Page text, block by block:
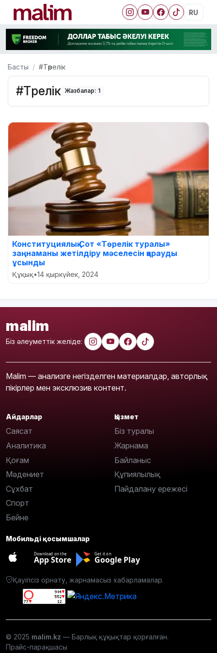
RU
Басты #Төрелік
#Төрелік Жазбалар: 1
Конституциялық Сот «Төрелік туралы»
заңнаманы жетілдіру мәселесін қарауды
ұсынды
Құқық•14 қыркүйек, 2024
malim
Біз әлеуметтік желіде:
Malim — анализге негізделген материалдар, авторлық
пікірлер мен эксклюзив контент.
Айдарлар
Саясат
Аналитика
Қоғам
Мәдениет
Сұхбат
Спорт
Бейне
Қызмет
Біз туралы
Жарнама
Байланыс
Құпиялылық
Пайдалану ережесі
Мобильді қосымшалар
Download on the
App Store
Get it on
Google Play
Қауіпсіз орнату, жарнамасыз хабарламалар.
© 2025 malim.kz — Барлық құқықтар қорғалған.
Прайс-парақшасы